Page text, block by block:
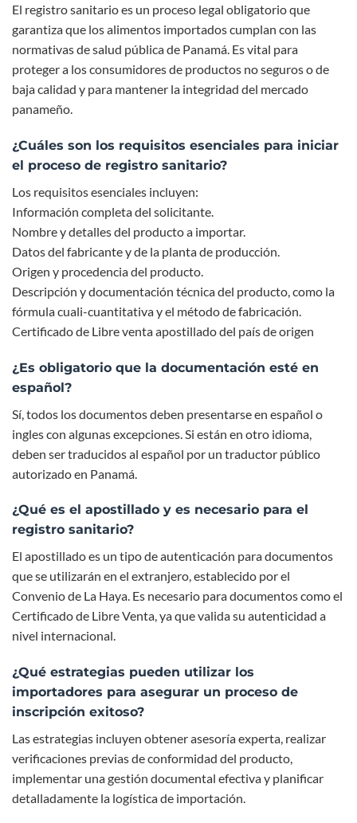
El registro sanitario es un proceso legal obligatorio que
garantiza que los alimentos importados cumplan con las
normativas de salud pública de Panamá. Es vital para
proteger a los consumidores de productos no seguros o de
baja calidad y para mantener la integridad del mercado
panameño.
¿Cuáles son los requisitos esenciales para iniciar
el proceso de registro sanitario?
Los requisitos esenciales incluyen:
Información completa del solicitante.
Nombre y detalles del producto a importar.
Datos del fabricante y de la planta de producción.
Origen y procedencia del producto.
Descripción y documentación técnica del producto, como la
fórmula cuali-cuantitativa y el método de fabricación.
Certificado de Libre venta apostillado del país de origen
¿Es obligatorio que la documentación esté en
español?
Sí, todos los documentos deben presentarse en español o
ingles con algunas excepciones. Si están en otro idioma,
deben ser traducidos al español por un traductor público
autorizado en Panamá.
¿Qué es el apostillado y es necesario para el
registro sanitario?
El apostillado es un tipo de autenticación para documentos
que se utilizarán en el extranjero, establecido por el
Convenio de La Haya. Es necesario para documentos como el
Certificado de Libre Venta, ya que valida su autenticidad a
nivel internacional.
¿Qué estrategias pueden utilizar los
importadores para asegurar un proceso de
inscripción exitoso?
Las estrategias incluyen obtener asesoría experta, realizar
verificaciones previas de conformidad del producto,
implementar una gestión documental efectiva y planificar
detalladamente la logística de importación.